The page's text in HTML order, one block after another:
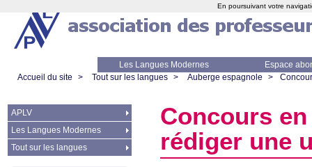
Les Langues Modernes
Espace
Accueil du site
> Tout sur les langues > Auberge espagnole >
Concours
rédiger une
APLV
Les Langues Modernes
Tout sur les langues
En poursuivant votre